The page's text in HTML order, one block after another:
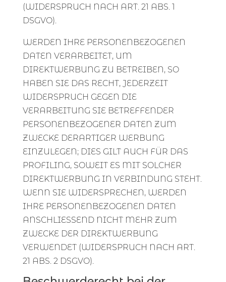
(WIDERSPRUCH NACH ART. 21 ABS. 1
DSGVO).
WERDEN IHRE PERSONENBEZOGENEN
DATEN VERARBEITET, UM
DIREKTWERBUNG ZU BETREIBEN, SO
HABEN SIE DAS RECHT, JEDERZEIT
WIDERSPRUCH GEGEN DIE
VERARBEITUNG SIE BETREFFENDER
PERSONENBEZOGENER DATEN ZUM
ZWECKE DERARTIGER WERBUNG
EINZULEGEN; DIES GILT AUCH FÜR DAS
PROFILING, SOWEIT ES MIT SOLCHER
DIREKTWERBUNG IN VERBINDUNG STEHT.
WENN SIE WIDERSPRECHEN, WERDEN
IHRE PERSONENBEZOGENEN DATEN
ANSCHLIESSEND NICHT MEHR ZUM
ZWECKE DER DIREKTWERBUNG
VERWENDET (WIDERSPRUCH NACH ART.
21 ABS. 2 DSGVO).